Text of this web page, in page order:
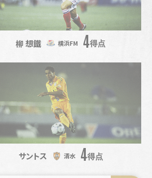
柳 想鐵 横浜FM 4得点
サントス 清水 4得点